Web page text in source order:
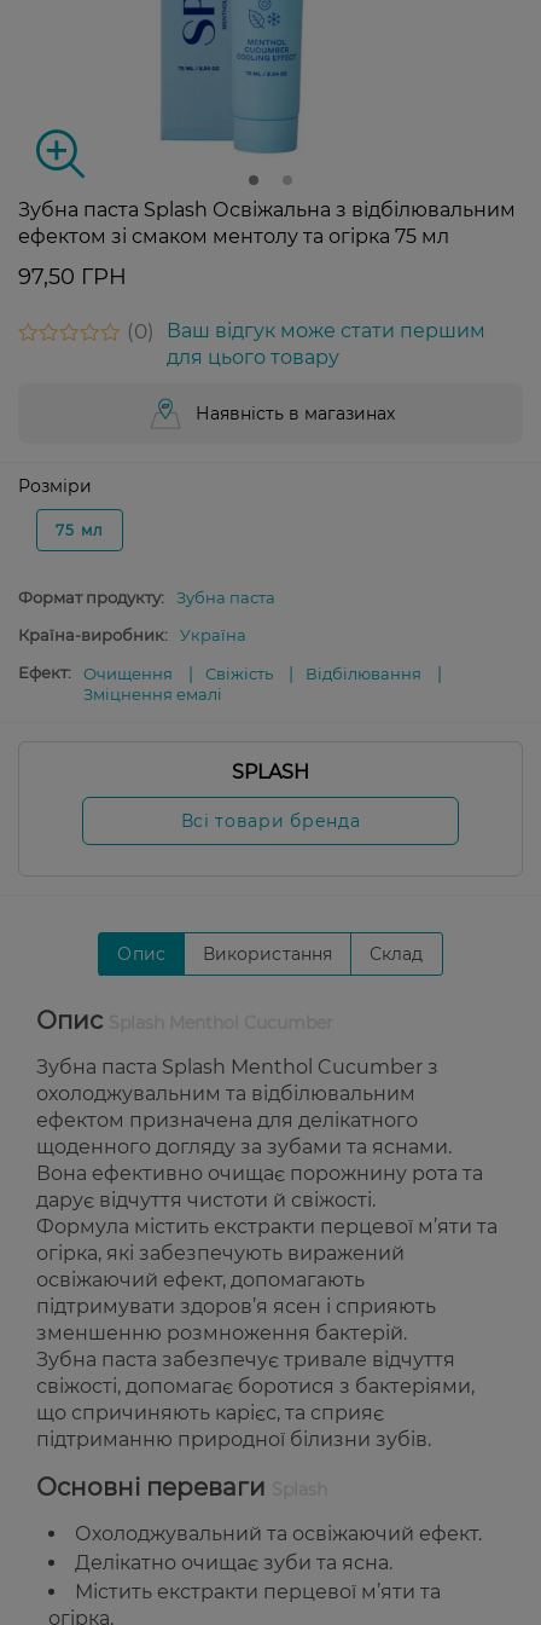
Зубна паста Splash Освіжальна з відбілювальним
ефектом зі смаком ментолу та огірка 75 мл
97,50 ГРН
0
Ваш відгук може стати першим
для цього товару
Наявність в магазинах
Розміри
75 мл
Формат продукту:
Зубна паста
Країна-виробник:
Україна
Ефект:
Очищення Свіжість
Відбілювання
Зміцнення емалі
SPLASH
Всі товари бренда
Опис Використання Склад
Опис
Зубна паста Splash Menthol Cucumber з
охолоджувальним та відбілювальним
ефектом призначена для делікатного
щоденного догляду за зубами та яснами.
Вона ефективно очищає порожнину рота та
дарує відчуття чистоти й свіжості.
Формула містить екстракти перцевої м’яти та
огірка, які забезпечують виражений
освіжаючий ефект, допомагають
підтримувати здоров’я ясен і сприяють
зменшенню розмноження бактерій.
Зубна паста забезпечує тривале відчуття
свіжості, допомагає боротися з бактеріями,
що спричиняють карієс, та сприяє
підтриманню природної білизни зубів.
Основні переваги
Охолоджувальний та освіжаючий ефект.
Делікатно очищає зуби та ясна.
Містить екстракти перцевої м’яти та
огірка.